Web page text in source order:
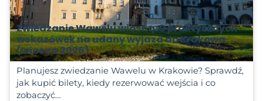
Zwiedzanie Wawelu wiosną: 9 praktycznych
wskazówek na udany wyjazd do Krakowa
(wiosna 2026)
Planujesz zwiedzanie Wawelu w Krakowie? Sprawdź,
jak kupić bilety, kiedy rezerwować wejścia i co
zobaczyć…